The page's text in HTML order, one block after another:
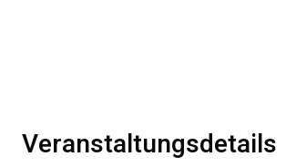
Veranstaltungsdetails